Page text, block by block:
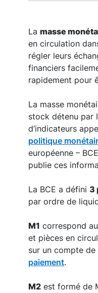
La masse
en circulation
régler leurs
financiers
rapidement pour
La masse
stock détenu par
d’indicateurs
politique
européenne –
publie ces
La BCE a défini 3
par ordre de
M1 correspond
et pièces en
sur un compte
paiement.
M2 est formé de